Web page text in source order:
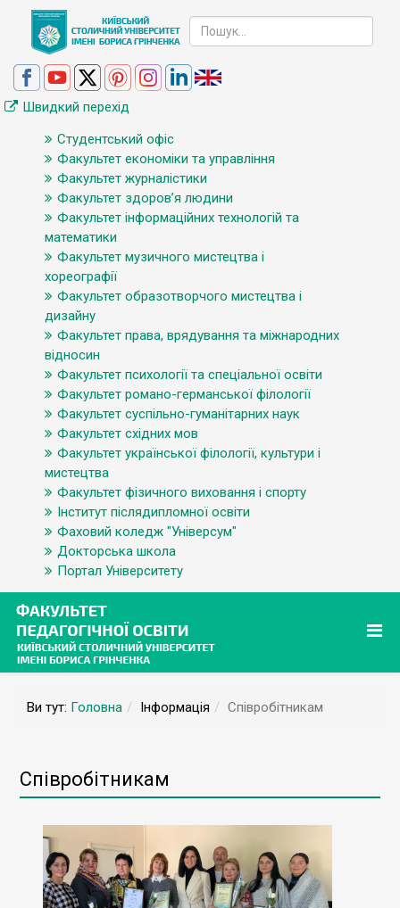
Швидкий перехід
Студентський офіс
Факультет економіки та управління
Факультет журналістики
Факультет здоров’я людини
Факультет інформаційних технологій та
математики
Факультет музичного мистецтва і
хореографії
Факультет образотворчого мистецтва і
дизайну
Факультет права, врядування та міжнародних
відносин
Факультет психології та спеціальної освіти
Факультет романо-германської філології
Факультет суспільно-гуманітарних наук
Факультет східних мов
Факультет української філології, культури і
мистецтва
Факультет фізичного виховання і спорту
Інститут післядипломної освіти
Фаховий коледж "Універсум"
Докторська школа
Портал Університету
Ви тут: Головна Інформація Співробітникам
Співробітникам